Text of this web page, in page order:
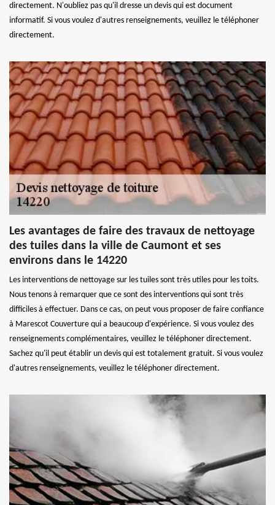
directement. N'oubliez pas qu'il dresse un devis qui est document
informatif. Si vous voulez d'autres renseignements, veuillez le téléphoner
directement.
Les avantages de faire des travaux de nettoyage
des tuiles dans la ville de Caumont et ses
environs dans le 14220
Les interventions de nettoyage sur les tuiles sont très utiles pour les toits.
Nous tenons à remarquer que ce sont des interventions qui sont très
difficiles à effectuer. Dans ce cas, on peut vous proposer de faire confiance
à Marescot Couverture qui a beaucoup d'expérience. Si vous voulez des
renseignements complémentaires, veuillez le téléphoner directement.
Sachez qu'il peut établir un devis qui est totalement gratuit. Si vous voulez
d'autres renseignements, veuillez le téléphoner directement.